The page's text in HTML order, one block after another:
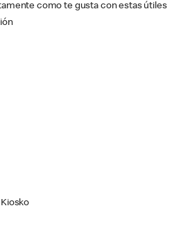
como te gusta con estas útiles